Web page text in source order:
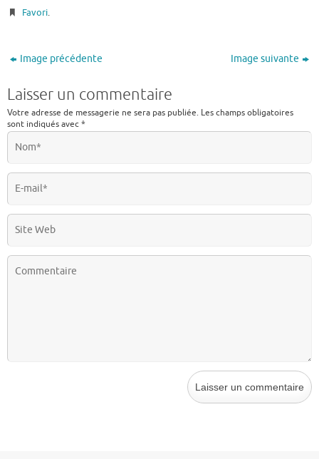
Favori.
Image précédente Image suivante
Laisser un commentaire
Votre adresse de messagerie ne sera pas publiée. Les champs obligatoires
sont indiqués avec*